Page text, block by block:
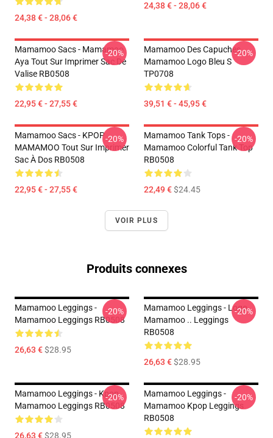
24,38 € - 28,06 €
24,38 € - 28,06 €
Mamamoo Sacs - Mamamoo
Aya Tout Sur Imprimer Sac De
Valise RB0508
22,95 € - 27,55 €
-20%
Mamamoo Des Capuches...
Mamamoo Logo Bleu S
TP0708
39,51 € - 45,95 €
-20%
Mamamoo Sacs - KPOP
MAMAMOO Tout Sur Imprimer
Sac À Dos RB0508
22,95 € - 27,55 €
-20%
Mamamoo Tank Tops -
Mamamoo Colorful Tank Top
RB0508
22,49 €$24.45
-20%
VOIR PLUS
Produits connexes
Mamamoo Leggings -
Mamamoo Leggings RB0508
26,63 €$28.95
-20%
Mamamoo Leggings - Logo
Mamamoo .. Leggings
RB0508
26,63 €$28.95
-20%
Mamamoo Leggings - Kpop
Mamamoo Leggings RB0508
26,63 €$28.95
-20%
Mamamoo Leggings -
Mamamoo Kpop Leggings
RB0508
-20%